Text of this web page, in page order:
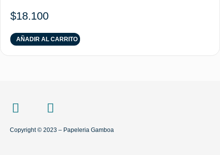
$18.100
AÑADIR AL CARRITO
Copyright © 2023 – Papeleria Gamboa